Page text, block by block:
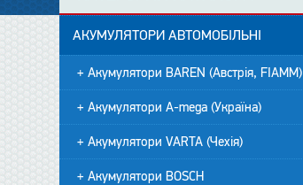
АКУМУЛЯТОРИ АВТОМОБІЛЬНІ
+ Акумулятори BAREN (Австрія, FIAMM)
+ Акумулятори A-mega (Україна)
+ Акумулятори VARTA (Чехія)
+ Акумулятори BOSCH